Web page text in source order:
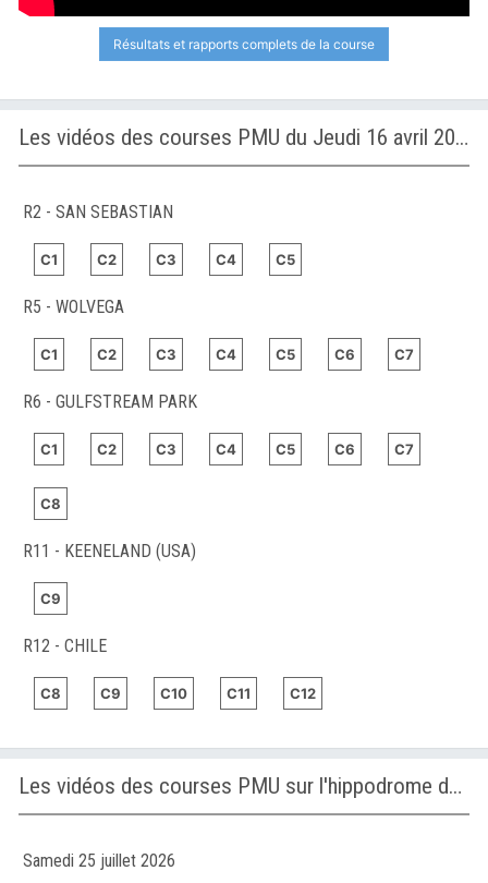
Résultats et rapports complets de la course
Les vidéos des courses PMU du Jeudi 16 avril 2026
R2 - SAN SEBASTIAN
C1 C2 C3 C4 C5
R5 - WOLVEGA
C1 C2 C3 C4 C5 C6 C7
R6 - GULFSTREAM PARK
C1 C2 C3 C4 C5 C6 C7
C8
R11 - KEENELAND (USA)
C9
R12 - CHILE
C8 C9 C10 C11 C12
Les vidéos des courses PMU sur l'hippodrome de GULFSTREAM PARK
Samedi 25 juillet 2026